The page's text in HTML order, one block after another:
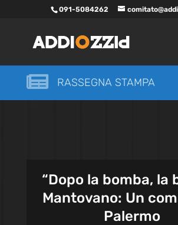
091-5084262
 RASSEGNA STAMPA
“Dopo la bomba, la
Mantovano: Un
Palermo